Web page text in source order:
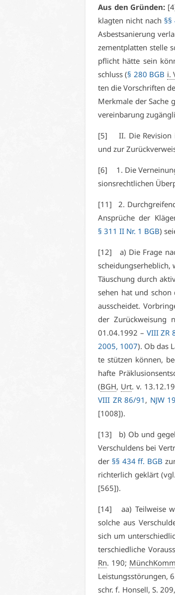
Aus den Grün­den:
klag­ten nicht nach §§
As­best­sa­nie­rung
ze­ment­plat­ten stel­le
pflicht hät­te sein
schluss (§ 280 BGB i.
ten die Vor­schrif­ten
Merk­ma­le der Sa­che
ver­ein­ba­rung
[5] II. Die Re­vi­si­on
und zur
[6] 1. Die
si­ons­recht­li­chen
[11] 2.
An­sprü­che der
§ 311 II Nr. 1 BGB)
[12] a) Die Fra­ge
schei­dungs­er­heb­lich,
Täu­schung durch
se­hen hat und schon
aus­schei­det.
der Zu­rück­wei­sung
01.04.1992 – VI­II ZR
2005, 1007). Ob das
te stüt­zen kön­nen,
haf­te
(BGH, Urt. v.
VI­II ZR 86/91 , NJW
[1008]).
[13] b) Ob und
Ver­schul­dens bei
der §§ 434 ff. BGB
rich­ter­lich ge­klärt
[565]).
[14] aa) Teil­wei­se
sol­che aus
sich um
ter­schied­li­che
Rn. 190;
Leis­tungs­stö­run­gen,
schr. f. Hon­sell, S.